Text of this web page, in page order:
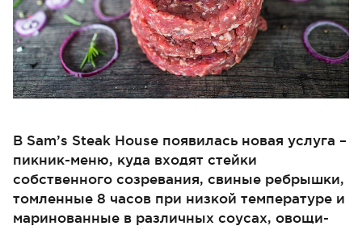
В Sam’s Steak House появилась новая услуга –
пикник-меню, куда входят стейки
собственного созревания, свиные ребрышки,
томленные 8 часов при низкой температуре и
маринованные в различных соусах, овощи-